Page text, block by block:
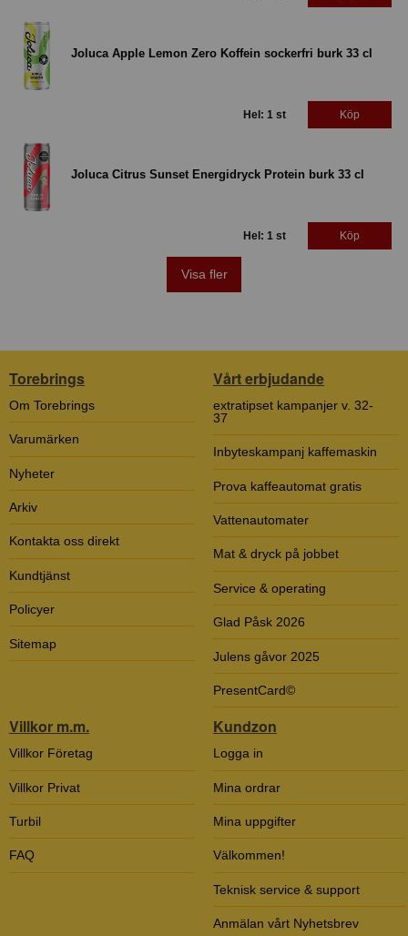
Joluca Apple Lemon Zero Koffein sockerfri burk 33 cl
Hel: 1 st Köp
Joluca Citrus Sunset Energidryck Protein burk 33 cl
Hel: 1 st Köp
Visa fler
Torebrings
Om Torebrings
Varumärken
Nyheter
Arkiv
Kontakta oss direkt
Kundtjänst
Policyer
Sitemap
Vårt erbjudande
extratipset kampanjer v. 32-
37
Inbyteskampanj kaffemaskin
Prova kaffeautomat gratis
Vattenautomater
Mat & dryck på jobbet
Service & operating
Glad Påsk 2026
Julens gåvor 2025
PresentCard©
Villkor m.m.
Villkor Företag
Villkor Privat
Turbil
FAQ
Kundzon
Logga in
Mina ordrar
Mina uppgifter
Välkommen!
Teknisk service & support
Anmälan vårt Nyhetsbrev